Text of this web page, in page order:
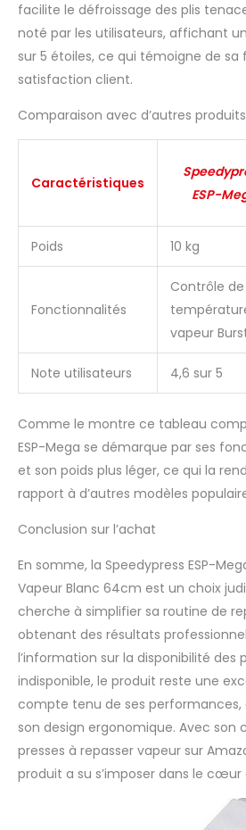
facilite le défroissage des plis
noté par les utilisateurs, affichant
sur 5 étoiles, ce qui témoigne de sa
satisfaction client.
Comparaison avec d’autres produits
Caractéristiques
ESP-
Poids 10 kg
Fonctionnalités
Contrôle de
vapeur
Note utilisateurs 4,6 sur 5
Comme le montre ce tableau
ESP-Mega se démarque par ses
et son poids plus léger, ce qui la
rapport à d’autres modèles
Conclusion sur l’achat
En somme, la Speedypress ESP-
Vapeur Blanc 64cm est un choix
cherche à simplifier sa routine de
obtenant des résultats
l’information sur la disponibilité des
indisponible, le produit reste une
compte tenu de ses performances,
son design ergonomique. Avec son
presses à repasser vapeur sur
produit a su s’imposer dans le cœur